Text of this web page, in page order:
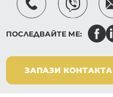
ПОСЛЕДВАЙТЕ МЕ:
ЗАПАЗИ КОНТАКТА